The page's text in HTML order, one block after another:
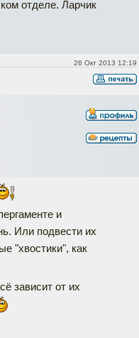
отделе. Ларчик
26 Окт 2013 12:19
и
Или подвести их
"хвостики", как
зависит от их